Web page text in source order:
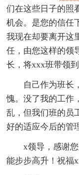
们在这些日子的照
机会。是您的信任
我现在却要离开这
任，由您这样的领
长，将xxx班带领到
自己作为班长
愧。没了我的工作
乱，但我们班的员
好的适应今后的管
x领导，感谢
能步步高升！祝福